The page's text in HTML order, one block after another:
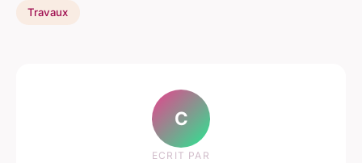
Travaux
C
ECRIT PAR